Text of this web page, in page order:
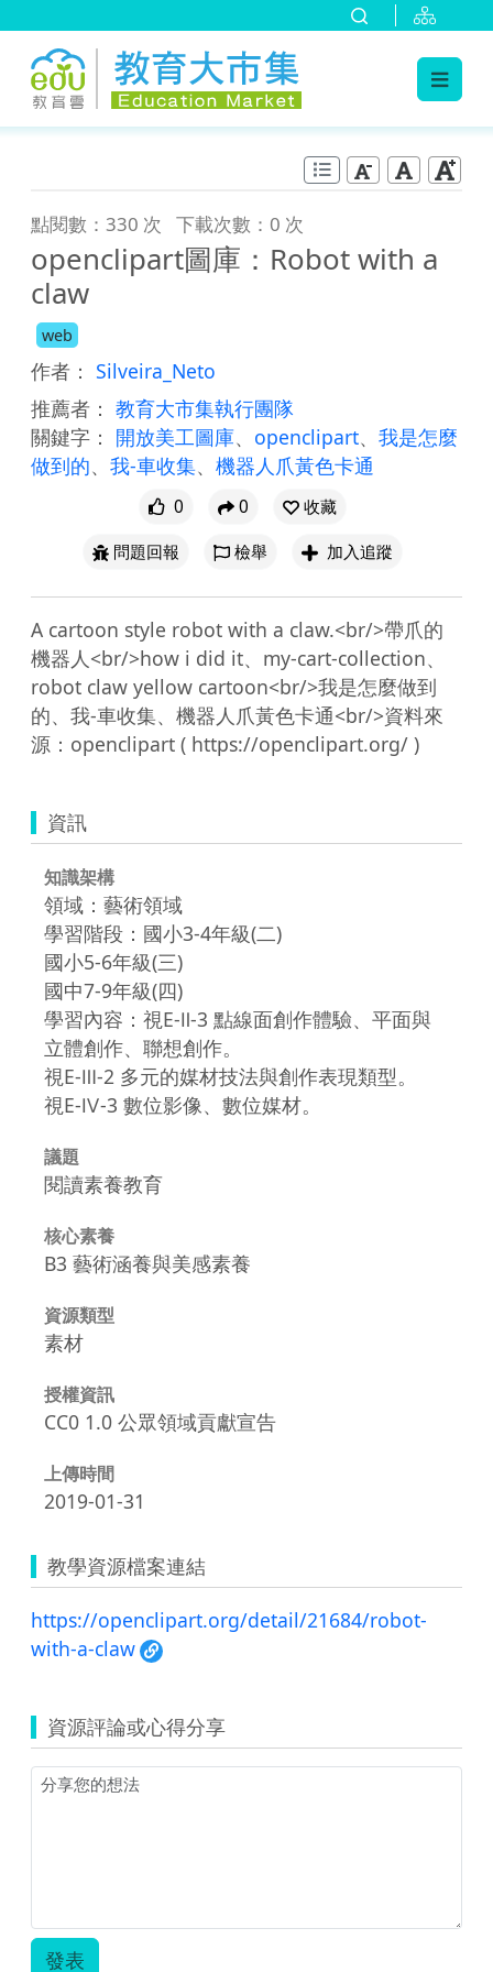
點閱數：330 次 下載次數：0 次
openclipart圖庫：Robot with a
claw
web
作者： Silveira_Neto
推薦者： 教育大市集執行團隊
關鍵字： 開放美工圖庫、 openclipart、 我是怎麼
做到的、 我-車收集、 機器人爪黃色卡通
0 0
收藏
問題回報
檢舉 加入追蹤
A cartoon style robot with a claw.<br/>帶爪的
機器人<br/>how i did it、my-cart-collection、
robot claw yellow cartoon<br/>我是怎麼做到
的、我-車收集、機器人爪黃色卡通<br/>資料來
資訊
知識架構
領域：藝術領域
學習階段：國小3-4年級(二)
國小5-6年級(三)
國中7-9年級(四)
學習內容：視E-Ⅱ-3 點線面創作體驗、平面與
立體創作、聯想創作。
視E-Ⅲ-2 多元的媒材技法與創作表現類型。
視E-Ⅳ-3 數位影像、數位媒材。
議題
閱讀素養教育
核心素養
B3 藝術涵養與美感素養
資源類型
素材
授權資訊
CC0 1.0 公眾領域貢獻宣告
上傳時間
2019-01-31
教學資源檔案連結
https://openclipart.org/detail/21684/robot-
with-a-claw
資源評論或心得分享
發表